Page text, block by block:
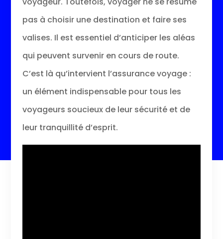
pas à choisir une destination et faire ses
valises. Il est essentiel d’anticiper les aléas
qui peuvent survenir en cours de route.
C’est là qu’intervient l’assurance voyage :
un élément indispensable pour tous les
voyageurs soucieux de leur sécurité et de
leur tranquillité d’esprit.